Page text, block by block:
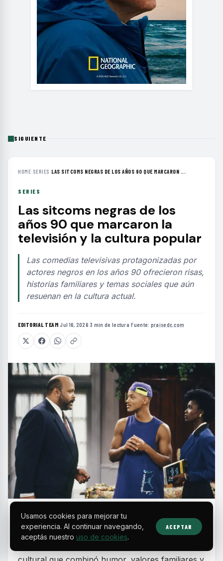
SIGUIENTE
HOME› SERIES ›LAS SITCOMS NEGRAS DE LOS AÑOS 90 QUE MARCARON ...
SERIES
Las sitcoms negras de los
años 90 que marcaron la
televisión y la cultura popular
Las comedias televisivas protagonizadas por
actores negros en los años 90 ofrecieron risas,
historias familiares y temas sociales que aún
resuenan en la cultura actual.
EDITORIAL TEAM·Jul 16, 2026·3 min de lectura·Fuente: praisedc.com
E n la década de los 90, las sitcoms
protagonizadas por actores y comunidades
Usamos cookies para mejorar tu
experiencia. Al continuar navegando,
aceptás nuestro uso de cookies.
ACEPTAR